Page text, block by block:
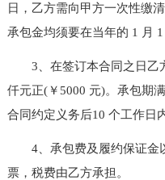
日，乙方需向甲方一次性缴
承包金均须要在当年的 1 月 1
3、在签订本合同之日乙
仟元正(￥5000 元)。承包期
合同约定义务后10 个工作日
4、承包费及履约保证金
票，税费由乙方承担。